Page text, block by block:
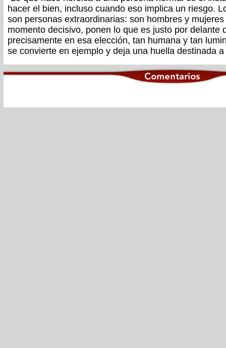
hacer el bien, incluso cuando eso implica un riesgo.
son personas extraordinarias: son hombres y
momento decisivo, ponen lo que es justo por delante
precisamente en esa elección, tan humana y tan
se convierte en ejemplo y deja una huella destinada a